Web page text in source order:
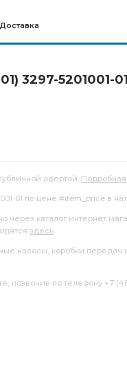
Доставка
3297-5201001-01
офертой.
01 по цене #item_price в
через каталог интернет
здесь.
насосы, коробки
по телефону +7